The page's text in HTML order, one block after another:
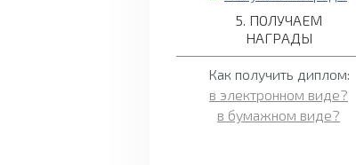
5. ПОЛУЧАЕМ
НАГРАДЫ
Как получить диплом:
в электронном виде?
в бумажном виде?